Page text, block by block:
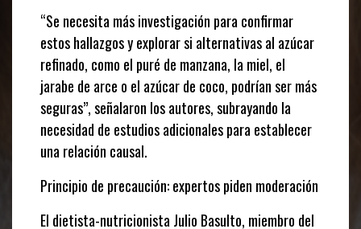
“Se necesita más investigación para confirmar
estos hallazgos y explorar si alternativas al azúcar
refinado, como el puré de manzana, la miel, el
jarabe de arce o el azúcar de coco, podrían ser más
seguras”, señalaron los autores, subrayando la
necesidad de estudios adicionales para establecer
una relación causal.
Principio de precaución: expertos piden moderación
El dietista-nutricionista Julio Basulto, miembro del